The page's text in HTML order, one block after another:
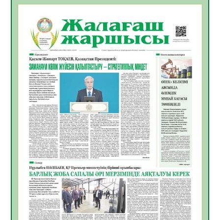
Қазақстандықтардың 72,3%-ы жаңа
Құрылтай үшін дауыс беруге дайын
05.08.2026
18
ӘРБІР ДАУЫС – ҚОҒАМ ДАМУЫНА
ҚОСЫЛҒАН ҮЛЕС
05.08.2026
25
ҚҰРЫЛТАЙ САЙЛАУЫ – БІРЛІК ПЕН
ЖАУАПКЕРШІЛІККЕ БАСТАЙТЫН ҚАДАМ
05.08.2026
23
Мектептен – Ұлттық ұлан сапына
04.08.2026
34
Үкіметтік емес ұйымдарға арналған
сыйлықақы конкурсына өтінім қабылдау
басталды
04.08.2026
38